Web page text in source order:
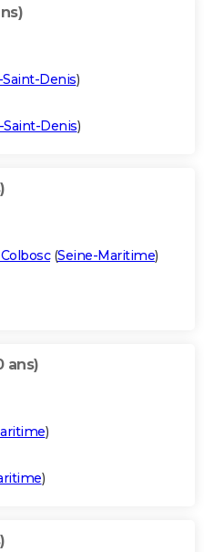
Denis)
Saint-Denis)
(Seine-Maritime)
ans)
)
)